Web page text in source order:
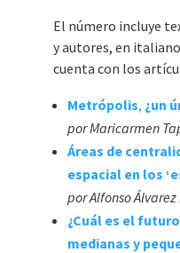
El número incluye
y autores, en
cuenta con los
Metrópolis, ¿un
por Maricarmen
Áreas de
espacial en los
por Alfonso Álvarez
¿Cuál es el
medianas y